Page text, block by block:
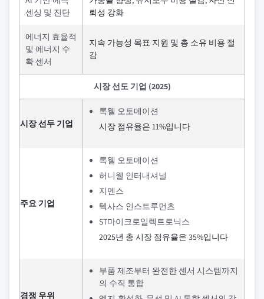
센싱 및 진단
뢰성 강화
에너지 효율적
및 에너지 수
확 센서
지속 가능성 목표 지원 및 총 소유 비용 절
감
시장 선도 기업 (2025)
시장 선두 기업
록웰 오토메이션
시장 점유율은 11%입니다
주요 기업
록웰 오토메이션
허니웰 인터내셔널
지멘스
텍사스 인스트루먼츠
ST마이크로일렉트로닉스
2025년 총 시장 점유율은 35%입니다
경쟁 우위
부품 제조부터 완전한 센서 시스템까지
의 수직 통합